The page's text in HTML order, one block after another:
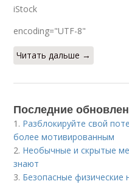
iStock
encoding="UTF-8"
Читать дальше →
Последние
1. Разблокируйте свой
более мотивированным
2. Необычные и скрытые
знают
3. Безопасные физические